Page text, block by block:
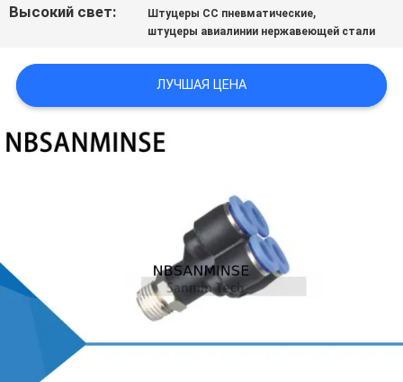
КОНФИДЕНЦИАЛЬНОСТИ
Высокий свет: Штуцеры СС пневматические,
штуцеры авиалинии нержавеющей стали
ЛУЧШАЯ ЦЕНА